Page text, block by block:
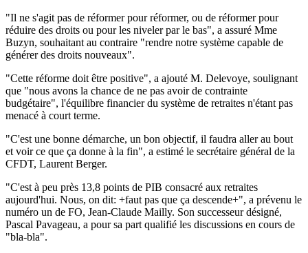
"Il ne s'agit pas de réformer pour réformer, ou de réformer pour
réduire des droits ou pour les niveler par le bas", a assuré Mme
Buzyn, souhaitant au contraire "rendre notre système capable de
générer des droits nouveaux".
"Cette réforme doit être positive", a ajouté M. Delevoye, soulignant
que "nous avons la chance de ne pas avoir de contrainte
budgétaire", l'équilibre financier du système de retraites n'étant pas
menacé à court terme.
"C'est une bonne démarche, un bon objectif, il faudra aller au bout
et voir ce que ça donne à la fin", a estimé le secrétaire général de la
CFDT, Laurent Berger.
"C'est à peu près 13,8 points de PIB consacré aux retraites
aujourd'hui. Nous, on dit: +faut pas que ça descende+", a prévenu le
numéro un de FO, Jean-Claude Mailly. Son successeur désigné,
Pascal Pavageau, a pour sa part qualifié les discussions en cours de
"bla-bla".